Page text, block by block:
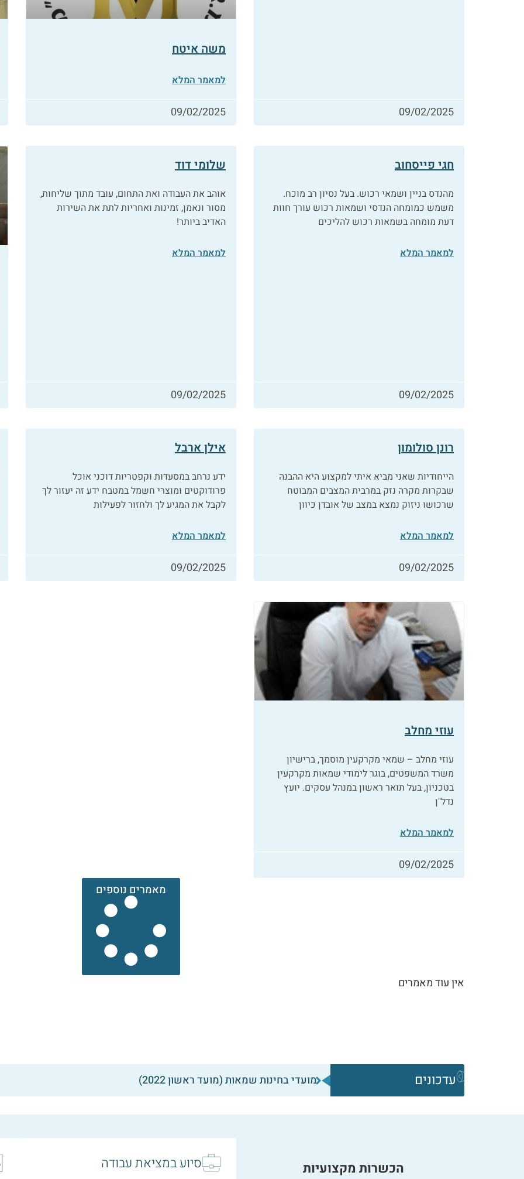
09/02/2025
משה איטח
למאמר המלא
09/02/2025
חגי פייסחוב
מהנדס בניין ושמאי רכוש. בעל נסיון רב מוכח.
משמש כמומחה הנדסי ושמאות רכוש עורך חוות
דעת מומחה בשמאות רכוש להליכים
למאמר המלא
09/02/2025
שלומי דוד
אוהב את העבודה ואת התחום, עובד מתוך שליחות,
מסור ונאמן, זמינות ואחריות לתת את השירות
האדיב ביותר!
למאמר המלא
09/02/2025
רונן סולומון
הייחודיות שאני מביא איתי למקצוע היא ההבנה
שבקרות מקרה נזק במרבית המצבים המבוטח
שרכושו ניזוק נמצא במצב של אובדן כיוון
למאמר המלא
09/02/2025
אילן ארבל
ידע נרחב במסעדות וקפטריות דוכני אוכל
פרודוקטים ומוצרי חשמל במטבח ידע זה יעזור לך
לקבל את המגיע לך ולחזור לפעילות
למאמר המלא
09/02/2025
עוזי מחלב
עוזי מחלב – שמאי מקרקעין מוסמך, ברישיון
משרד המשפטים, בוגר לימודי שמאות מקרקעין
בטכניון, בעל תואר ראשון במנהל עסקים. יועץ
נדל"ן
למאמר המלא
09/02/2025
מאמרים נוספים
אין עוד מאמרים
עדכונים מועדי בחינות שמאות (מועד ראשון 2022)
הכשרות מקצועיות
סיוע במציאת עבודה